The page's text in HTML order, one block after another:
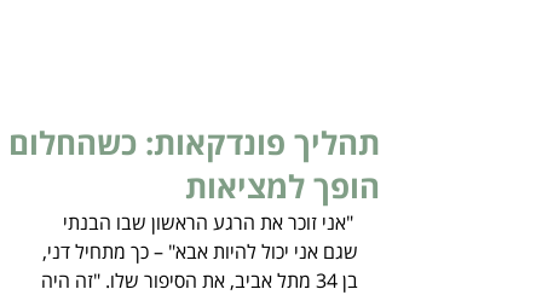
תהליך פונדקאות: כשהחלום
הופך למציאות
"אני זוכר את הרגע הראשון שבו הבנתי
שגם אני יכול להיות אבא" – כך מתחיל דני,
בן 34 מתל אביב, את הסיפור שלו. "זה היה